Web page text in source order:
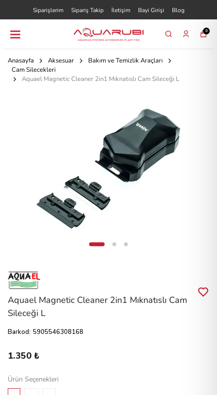
Siparişlerim Sipariş Takip İletişim Bayi Girişi Blog
0
Anasayfa Aksesuar
Bakım ve Temizlik Araçları
Cam Silecekleri
Aquael Magnetic Cleaner 2in1 Mıknatıslı Cam Sileceği L
Aquael Magnetic Cleaner 2in1 Mıknatıslı Cam
Sileceği L
Barkod: 5905546308168
1.350 ₺
Ürün Seçenekleri